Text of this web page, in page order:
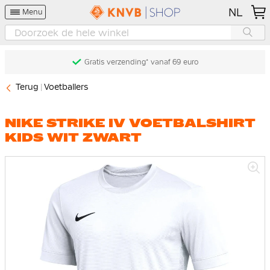
Menu NL
Gratis verzending* vanaf 69 euro
Terug Voetballers
NIKE STRIKE IV VOETBALSHIRT
KIDS WIT ZWART